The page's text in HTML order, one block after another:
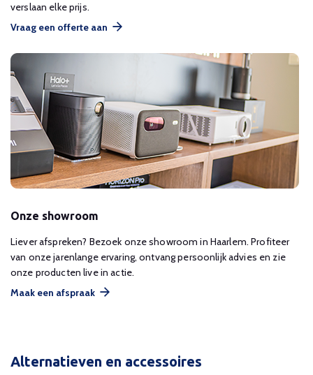
verslaan elke prijs.
Vraag een offerte aan
Onze showroom
Liever afspreken? Bezoek onze showroom in Haarlem. Profiteer
van onze jarenlange ervaring, ontvang persoonlijk advies en zie
onze producten live in actie.
Maak een afspraak
Alternatieven en accessoires